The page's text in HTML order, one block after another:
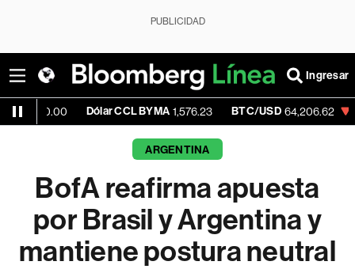
PUBLICIDAD
Ingresar
Dólar CCL BYMA 1,576.23 BTC/USD 64,206.62 -0.29%
ARGENTINA
BofA reafirma apuesta
por Brasil y Argentina y
mantiene postura neutral